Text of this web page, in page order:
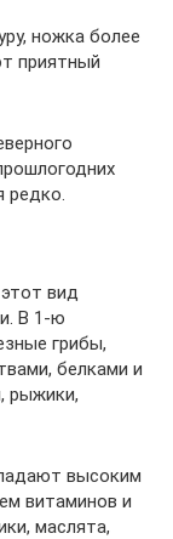
ножка более
приятный
редко.
вид
В 1-ю
грибы,
белками и
рыжики,
высоким
витаминов и
маслята,